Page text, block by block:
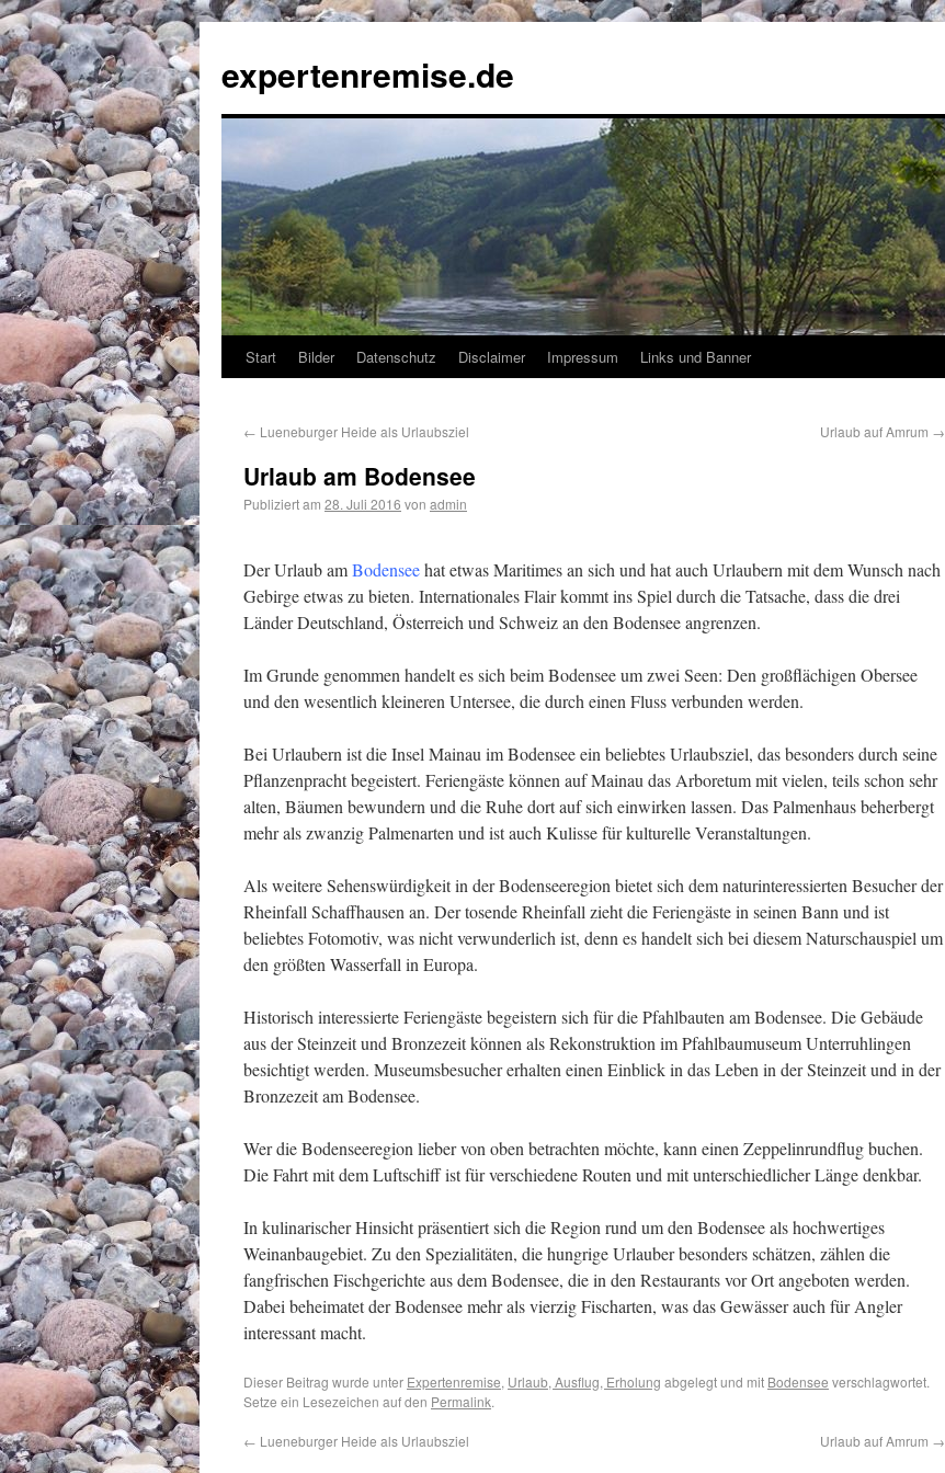
expertenremise.de
Start Bilder Datenschutz Disclaimer Impressum Links und Banner
← Lueneburger Heide als Urlaubsziel Urlaub auf Amrum →
Urlaub am Bodensee
Publiziert am 28. Juli 2016 von admin
Der Urlaub amBodenseehat etwas Maritimes an sich und hat auch Urlaubern mit dem Wunsch nach
Gebirge etwas zu bieten. Internationales Flair kommt ins Spiel durch die Tatsache, dass die drei
Länder Deutschland, Österreich und Schweiz an den Bodensee angrenzen.
Im Grunde genommen handelt es sich beim Bodensee um zwei Seen: Den großflächigen Obersee
und den wesentlich kleineren Untersee, die durch einen Fluss verbunden werden.
Bei Urlaubern ist die Insel Mainau im Bodensee ein beliebtes Urlaubsziel, das besonders durch seine
Pflanzenpracht begeistert. Feriengäste können auf Mainau das Arboretum mit vielen, teils schon sehr
alten, Bäumen bewundern und die Ruhe dort auf sich einwirken lassen. Das Palmenhaus beherbergt
mehr als zwanzig Palmenarten und ist auch Kulisse für kulturelle Veranstaltungen.
Als weitere Sehenswürdigkeit in der Bodenseeregion bietet sich dem naturinteressierten Besucher der
Rheinfall Schaffhausen an. Der tosende Rheinfall zieht die Feriengäste in seinen Bann und ist
beliebtes Fotomotiv, was nicht verwunderlich ist, denn es handelt sich bei diesem Naturschauspiel um
den größten Wasserfall in Europa.
Historisch interessierte Feriengäste begeistern sich für die Pfahlbauten am Bodensee. Die Gebäude
aus der Steinzeit und Bronzezeit können als Rekonstruktion im Pfahlbaumuseum Unterruhlingen
besichtigt werden. Museumsbesucher erhalten einen Einblick in das Leben in der Steinzeit und in der
Bronzezeit am Bodensee.
Wer die Bodenseeregion lieber von oben betrachten möchte, kann einen Zeppelinrundflug buchen.
Die Fahrt mit dem Luftschiff ist für verschiedene Routen und mit unterschiedlicher Länge denkbar.
In kulinarischer Hinsicht präsentiert sich die Region rund um den Bodensee als hochwertiges
Weinanbaugebiet. Zu den Spezialitäten, die hungrige Urlauber besonders schätzen, zählen die
fangfrischen Fischgerichte aus dem Bodensee, die in den Restaurants vor Ort angeboten werden.
Dabei beheimatet der Bodensee mehr als vierzig Fischarten, was das Gewässer auch für Angler
interessant macht.
Dieser Beitrag wurde unter Expertenremise, Urlaub, Ausflug, Erholung abgelegt und mit Bodensee verschlagwortet.
Setze ein Lesezeichen auf den Permalink.
← Lueneburger Heide als Urlaubsziel Urlaub auf Amrum →